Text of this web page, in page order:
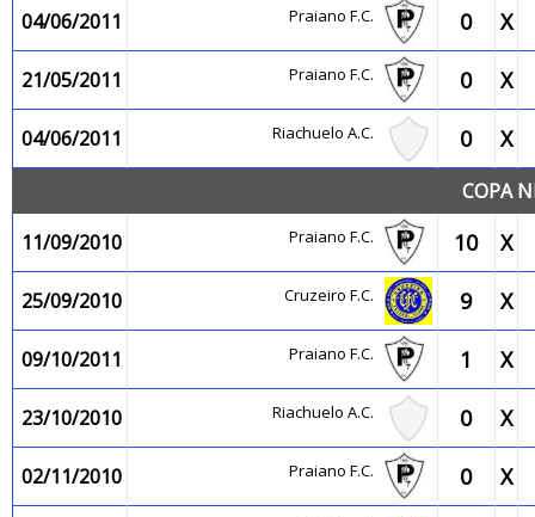
04/06/2011 Praiano F.C. 0 X
21/05/2011 Praiano F.C. 0 X
04/06/2011 Riachuelo A.C. 0 X
COPA
11/09/2010
Praiano F.C. 10 X
25/09/2010 Cruzeiro F.C. 9 X
09/10/2011 Praiano F.C. 1 X
23/10/2010 Riachuelo A.C. 0 X
02/11/2010 Praiano F.C. 0 X